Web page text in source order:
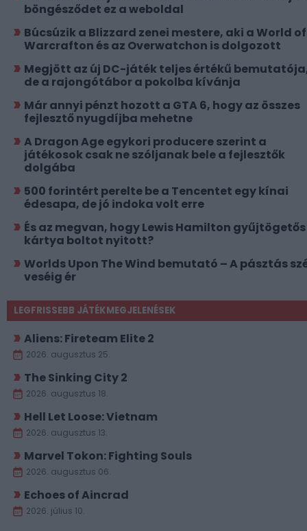
böngésződet ez a weboldal
Búcsúzik a Blizzard zenei mestere, aki a World of
Warcrafton és az Overwatchon is dolgozott
Megjött az új DC-játék teljes értékű
de a rajongótábor a pokolba kívánja
Már annyi pénzt hozott a GTA 6, hogy az összes
fejlesztő nyugdíjba mehetne
A Dragon Age egykori producere szerint a
játékosok csak ne szóljanak bele a fejlesztők
dolgába
500 forintért perelte be a Tencentet egy kínai
édesapa, de jó indoka volt erre
És az megvan, hogy Lewis Hamilton gyűjtögetős
kártya boltot nyitott?
Worlds Upon The Wind bemutató – A pásztás
veséig ér
LEGFRISSEBB JÁTÉKMEGJELENÉSEK
Aliens: Fireteam Elite 2
2026. augusztus 25.
The Sinking City 2
2026. augusztus 18.
Hell Let Loose: Vietnam
2026. augusztus 13.
Marvel Tokon: Fighting Souls
2026. augusztus 06.
Echoes of Aincrad
2026. július 10.